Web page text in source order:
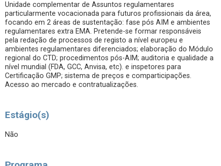
Unidade complementar de Assuntos regulamentares
particularmente vocacionada para futuros profissionais da área,
focando em 2 áreas de sustentação: fase pós AIM e ambientes
regulamentares extra EMA. Pretende-se formar responsáveis
pela redação de processos de registo a nível europeu e
ambientes regulamentares diferenciados; elaboração do Módulo
regional do CTD; procedimentos pós-AIM; auditoria e qualidade a
nível mundial (FDA, GCC, Anvisa, etc). e inspetores para
Certificação GMP; sistema de preços e comparticipações.
Acesso ao mercado e contratualizações.
Estágio(s)
Não